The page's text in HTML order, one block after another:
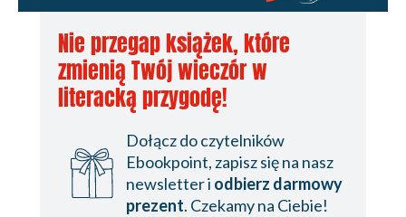
Nie przegap książek, które
zmienią Twój wieczór w
literacką przygodę!
Dołącz do czytelników
Ebookpoint, zapisz się na nasz
newsletter i odbierz darmowy
prezent. Czekamy na Ciebie!